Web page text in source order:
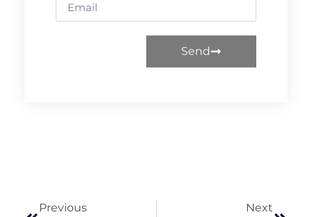
Send
Previous Next